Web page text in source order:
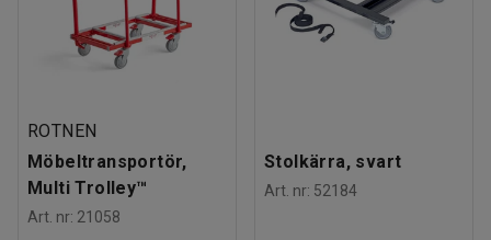
ROTNEN
Möbeltransportör,
Multi Trolley™
Art. nr: 21058
Stolkärra, svart
Art. nr: 52184